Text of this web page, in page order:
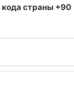
страны +90